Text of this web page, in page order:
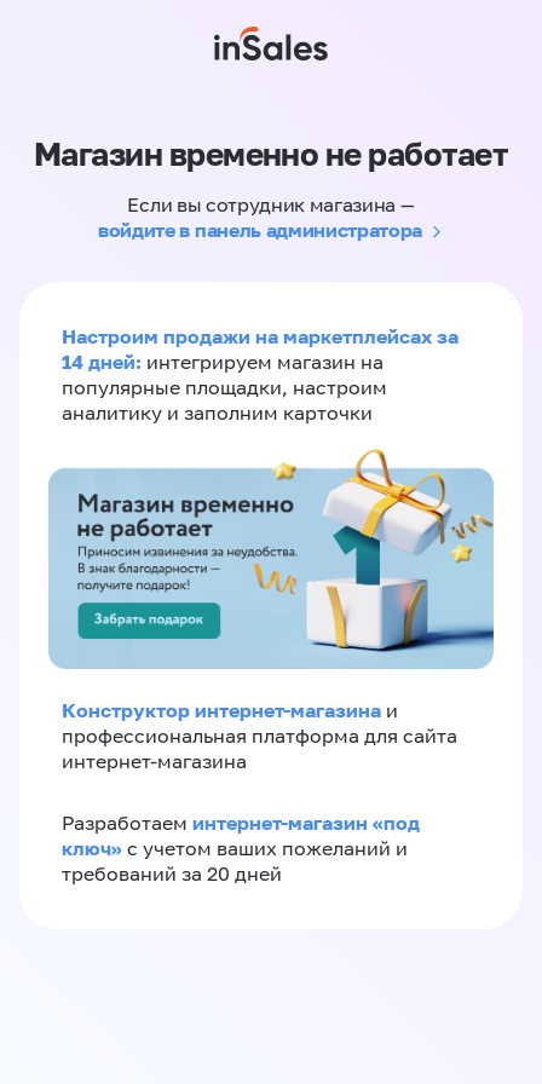
Магазин временно не работает
Если вы сотрудник магазина —
войдите в панель администратора
Настроим продажи на маркетплейсах за
14 дней: интегрируем магазин на
популярные площадки, настроим
аналитику и заполним карточки
Конструктор интернет-магазина и
профессиональная платформа для сайта
интернет-магазина
Разработаем интернет-магазин «‎под
ключ»‎ с учетом ваших пожеланий и
требований за 20 дней